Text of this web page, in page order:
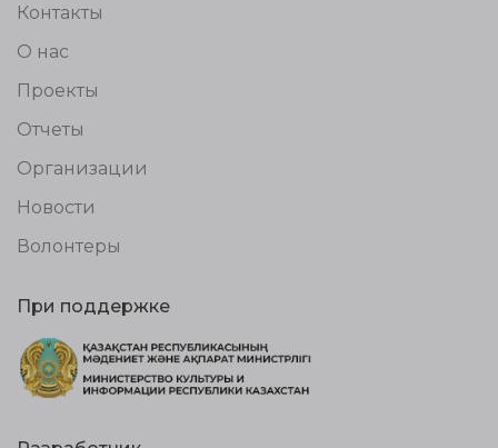
Контакты
О нас
Проекты
Отчеты
Организации
Новости
Волонтеры
При поддержке